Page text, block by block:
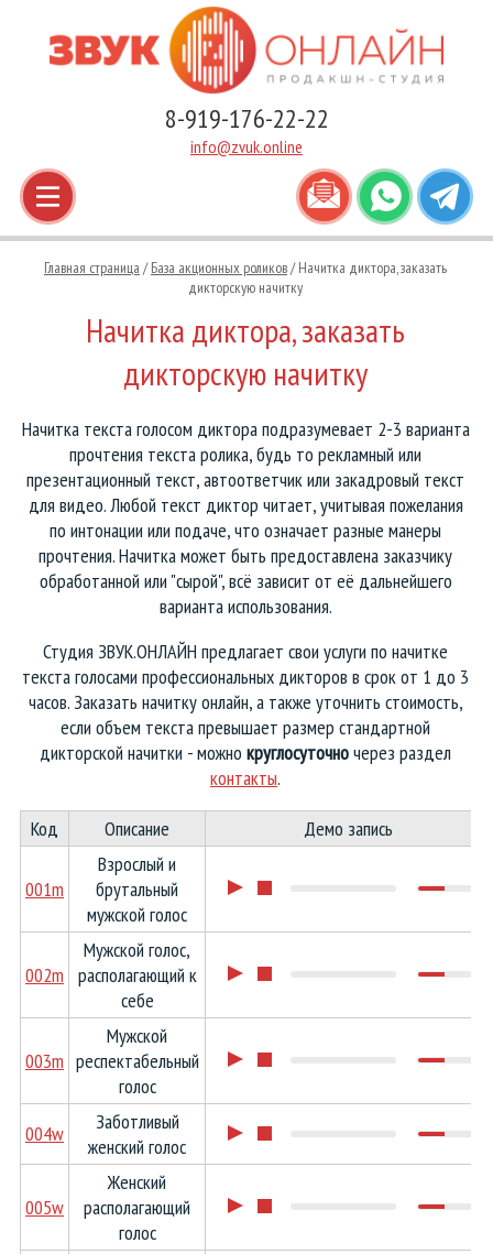
Новогодние аудиоролики
Звуковая реклама магазина
Информационная радиореклама
Игровая аудиореклама
Джинглы, отбивки, заставки
Тексты и сценарии для роликов
Аудиокниги, озвучка рассказов
Анонсы концертов и выступлений
Объявления для транспорта
Озвучка видео и презентаций
Аудиоролики Черная пятница
Летние аудиоролики
Наши дикторы-дети
Голоса для IVR и автоответчиков
Голоса для торговых центров
8-919-176-22-22
info@zvuk.online
Главная страница /База акционных роликов/ Начитка диктора, заказать
дикторскую начитку
Начитка диктора, заказать
дикторскую начитку
Начитка текста голосом диктора подразумевает 2-3 варианта
прочтения текста ролика, будь то рекламный или
презентационный текст, автоответчик или закадровый текст
для видео. Любой текст диктор читает, учитывая пожелания
по интонации или подаче, что означает разные манеры
прочтения. Начитка может быть предоставлена заказчику
обработанной или "сырой", всё зависит от её дальнейшего
варианта использования.
Студия ЗВУК.ОНЛАЙН предлагает свои услуги по начитке
текста голосами профессиональных дикторов в срок от 1 до 3
часов. Заказать начитку онлайн, а также уточнить стоимость,
если объем текста превышает размер стандартной
дикторской начитки - можно круглосуточночерез раздел
контакты.
Код
Описание Демо запись
001m
Взрослый и
брутальный
мужской голос
002m
Мужской голос,
располагающий к
себе
003m
Мужской
респектабельный
голос
004w
Заботливый
женский голос
005w
Женский
располагающий
голос